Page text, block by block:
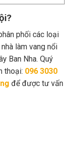
phối các loại
làm vang nổi
Ban Nha. Quý
thoại: 096 3030
để được tư vấn